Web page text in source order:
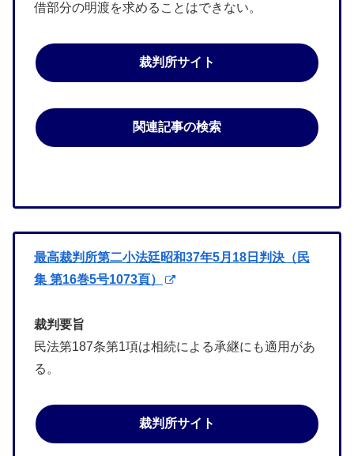
借部分の明渡を求めることはできない。
裁判所サイト
関連記事の検索
最高裁判所第二小法廷昭和37年5月18日判決（民
集 第16巻5号1073頁）
裁判要旨
民法第187条第1項は相続による承継にも適用があ
る。
裁判所サイト